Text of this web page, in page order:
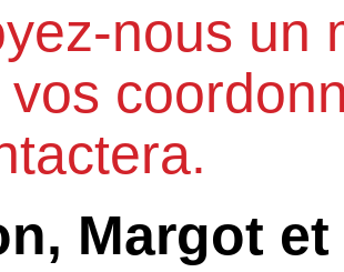
nous un
vos
Margot